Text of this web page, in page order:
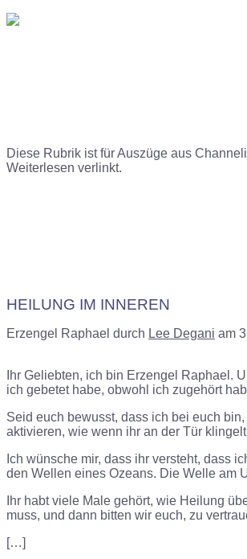
Diese Rubrik ist für Auszüge aus
Weiterlesen verlinkt.
HEILUNG IM INNEREN
Erzengel Raphael durch Lee Degani am
Ihr Geliebten, ich bin Erzengel Raphael.
ich gebetet habe, obwohl ich zugehört
Seid euch bewusst, dass ich bei euch
aktivieren, wie wenn ihr an der Tür
Ich wünsche mir, dass ihr versteht, dass
den Wellen eines Ozeans. Die Welle am
Ihr habt viele Male gehört, wie Heilung
muss, und dann bitten wir euch, zu
[…]